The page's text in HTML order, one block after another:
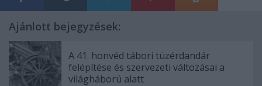
Ajánlott bejegyzések:
A 41. honvéd tábori tüzérdandár
felépítése és szervezeti változásai a
világháború alatt